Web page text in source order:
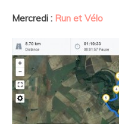
Mercredi : Run et Vélo